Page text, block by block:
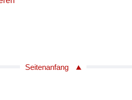
Seitenanfang